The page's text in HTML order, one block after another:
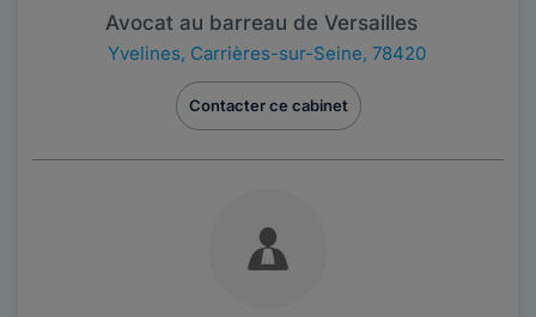
Avocat au barreau de Versailles
Yvelines, Carrières-sur-Seine, 78420
Contacter ce cabinet